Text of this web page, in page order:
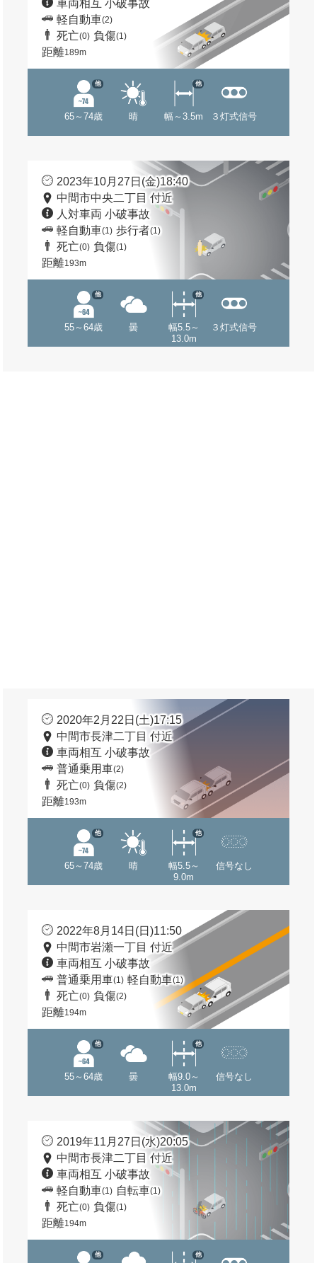
車両相互 小破事故
軽自動車(2)
死亡(0) 負傷(1)
距離189m
65～74歳
他
晴 幅～3.5m
他
３灯式信号
2023年10月27日(金)18:40
中間市中央二丁目 付近
人対車両 小破事故
軽自動車(1) 歩行者(1)
死亡(0) 負傷(1)
距離193m
55～64歳
他
曇
幅5.5～
13.0m
他
３灯式信号
2020年2月22日(土)17:15
中間市長津二丁目 付近
車両相互 小破事故
普通乗用車(2)
死亡(0) 負傷(2)
距離193m
65～74歳
他
晴
幅5.5～
9.0m
他
信号なし
2022年8月14日(日)11:50
中間市岩瀬一丁目 付近
車両相互 小破事故
普通乗用車(1) 軽自動車(1)
死亡(0) 負傷(2)
距離194m
55～64歳
他
曇
幅9.0～
13.0m
他
信号なし
2019年11月27日(水)20:05
中間市長津二丁目 付近
車両相互 小破事故
軽自動車(1) 自転車(1)
死亡(0) 負傷(1)
距離194m
他 他